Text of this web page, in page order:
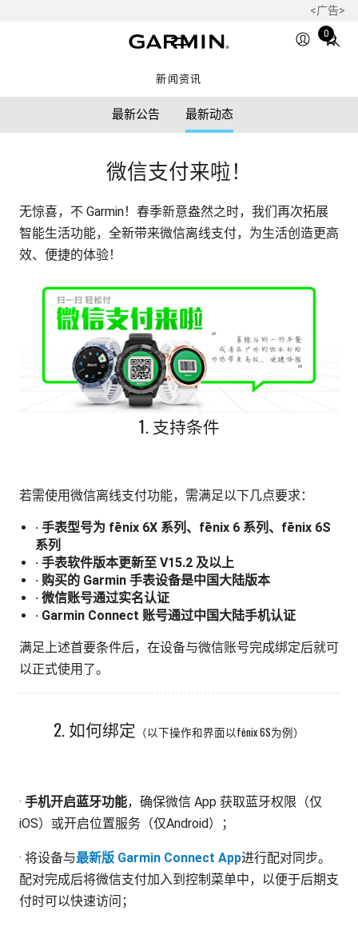
<广告>
0
Total
items
新闻资讯
最新公告 最新动态
微信支付来啦！
无惊喜，不 Garmin！春季新意盎然之时，我们再次拓展
智能生活功能，全新带来微信离线支付，为生活创造更高
效、便捷的体验！
1. 支持条件
若需使用微信离线支付功能，需满足以下几点要求：
· 手表型号为 fēnix 6X 系列、fēnix 6 系列、fēnix 6S
系列
· 手表软件版本更新至 V15.2 及以上
· 购买的 Garmin 手表设备是中国大陆版本
· 微信账号通过实名认证
· Garmin Connect 账号通过中国大陆手机认证
满足上述首要条件后，在设备与微信账号完成绑定后就可
以正式使用了。
2. 如何绑定 （以下操作和界面以fēnix 6S为例）
· 手机开启蓝牙功能，确保微信 App 获取蓝牙权限（仅
iOS）或开启位置服务（仅Android）；
· 将设备与最新版 Garmin Connect App进行配对同步。
配对完成后将微信支付加入到控制菜单中，以便于后期支
付时可以快速访问；